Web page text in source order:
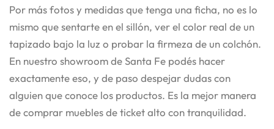
Por más fotos y medidas que tenga una ficha, no es lo
mismo que sentarte en el sillón, ver el color real de un
tapizado bajo la luz o probar la firmeza de un colchón.
En nuestro showroom de Santa Fe podés hacer
exactamente eso, y de paso despejar dudas con
alguien que conoce los productos. Es la mejor manera
de comprar muebles de ticket alto con tranquilidad.